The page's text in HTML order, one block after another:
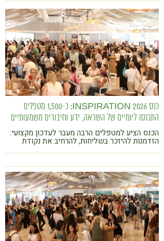
כנס INSPIRATION 2026: כ-1,500 מטפלים
התכנסו ליומיים של השראה, ידע וחיבורים משמעותיים
הכנס הציע למטפלים הרבה מעבר לעדכון מקצועי:
הזדמנות להיזכר בשליחות, להרחיב את נקודת
המבט ולחזור לקליניקה עם השראה מחודשת